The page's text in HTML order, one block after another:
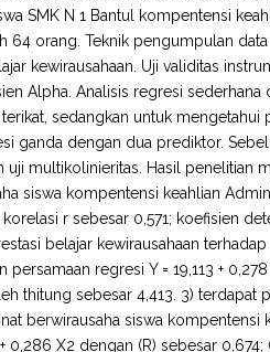
SMK N 1 Bantul kompentensi
64 orang. Teknik pengumpulan
kewirausahaan. Uji validitas
Alpha. Analisis regresi sederhana
sedangkan untuk mengetahui
ganda dengan dua prediktor.
multikolinieritas. Hasil penelitian
siswa kompentensi keahlian
r sebesar 0,571; koefisien
belajar kewirausahaan
regresi Y = 19,113 +
thitung sebesar 4,413. 3) terdapat
berwirausaha siswa kompentensi
X2 dengan (R) sebesar 0,674;